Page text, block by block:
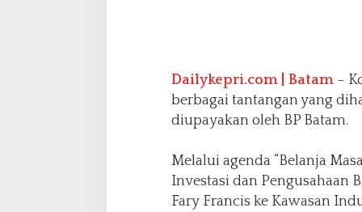
m
T
r
s
S
Dailykepri.com | Batam–
berbagai tantangan yang
diupayakan oleh BP Batam.
Melalui agenda “Belanja
Investasi dan Pengusahaan
Fary Francis ke Kawasan